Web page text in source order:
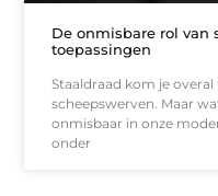
De onmisbare rol van
toepassingen
Staaldraad kom je
scheepswerven. Maar
onmisbaar in onze
onder